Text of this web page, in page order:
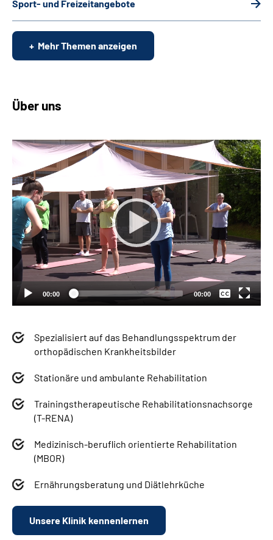
Sport- und Freizeitangebote
Mehr Themen anzeigen
Über uns
Spezialisiert auf das Behandlungsspektrum der
orthopädischen Krankheitsbilder
Stationäre und ambulante Rehabilitation
Trainingstherapeutische Rehabilitationsnachsorge
(T-RENA)
Medizinisch-beruflich orientierte Rehabilitation
(MBOR)
Ernährungsberatung und Diätlehrküche
Unsere Klinik kennenlernen
00:00 00:00
Keine
Deutsch